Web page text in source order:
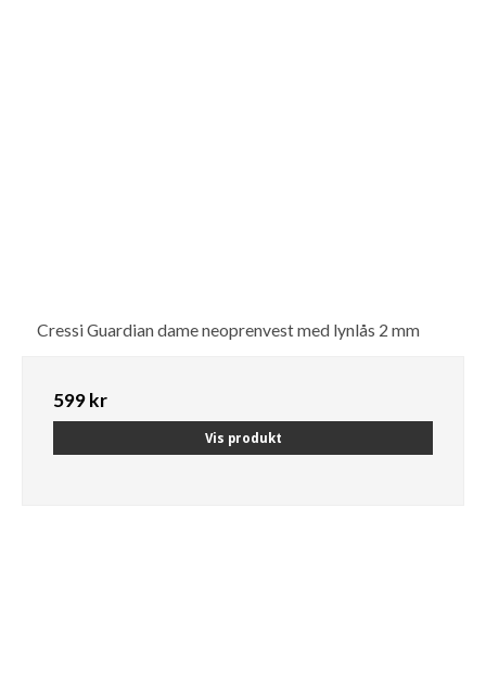
Cressi Guardian dame neoprenvest med lynlås 2 mm
599 kr
Vis produkt